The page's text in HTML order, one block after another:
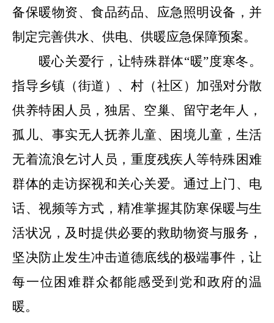
备保暖物资、食品药品、应急照明设备，并
制定完善供水、供电、供暖应急保障预案。
暖心关爱行，让特殊群体“暖”度寒冬。
指导乡镇（街道）、村（社区）加强对分散
供养特困人员 ， 独居、空巢、留守老年人 ，
孤儿、事实无人抚养儿童、 困境儿童 ， 生活
无着流浪乞讨人员 ， 重度残疾人等特殊困难
群体的走访探视和关心关爱。通过上门、电
话、视频等方式，精准掌握其防寒保暖与生
活状况，及时提供必要的救助物资与服务，
坚决防止发生冲击道德底线的极端事件 ， 让
每一位困难群众都能感受到党和政府的温
暖。